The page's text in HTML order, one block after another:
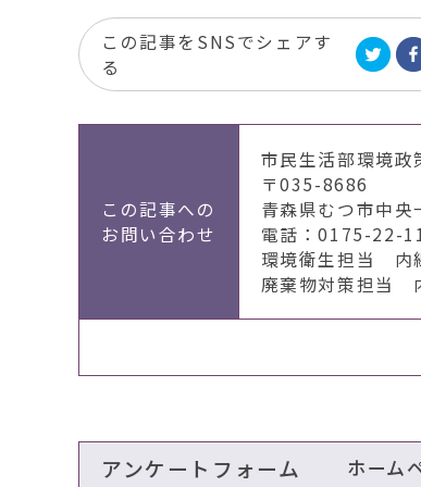
この記事をSNSでシェアす
る
この記事への
お問い合わせ
市民生活部環境政
〒035-8686
青森県むつ市中央
電話：0175-22-
環境衛生担当 内
廃棄物対策担当
アンケートフォーム ホーム